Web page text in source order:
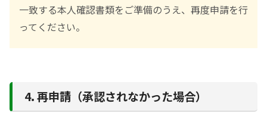
一致する本人確認書類をご準備のうえ、再度申請を行
ってください。
4. 再申請（承認されなかった場合）